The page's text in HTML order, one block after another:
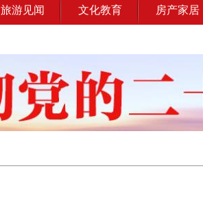
旅游见闻 文化教育 房产家居